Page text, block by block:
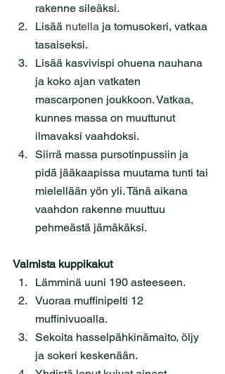
rakenne sileäksi.
Lisää nutella ja tomusokeri, vatkaa
tasaiseksi.
Lisää kasvivispi ohuena nauhana
ja koko ajan vatkaten
mascarponen joukkoon. Vatkaa,
kunnes massa on muuttunut
ilmavaksi vaahdoksi.
Siirrä massa pursotinpussiin ja
pidä jääkaapissa muutama tunti tai
mielellään yön yli. Tänä aikana
vaahdon rakenne muuttuu
pehmeästä jämäkäksi.
Valmista kuppikakut
Lämminä uuni 190 asteeseen.
Vuoraa muffinipelti 12
muffinivuoalla.
Sekoita hasselpähkinämaito, öljy
ja sokeri keskenään.